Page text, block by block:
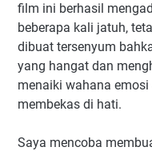
film ini berhasil
beberapa kali jatuh,
dibuat tersenyum
yang hangat dan
menaiki wahana
membekas di hati.
Saya mencoba